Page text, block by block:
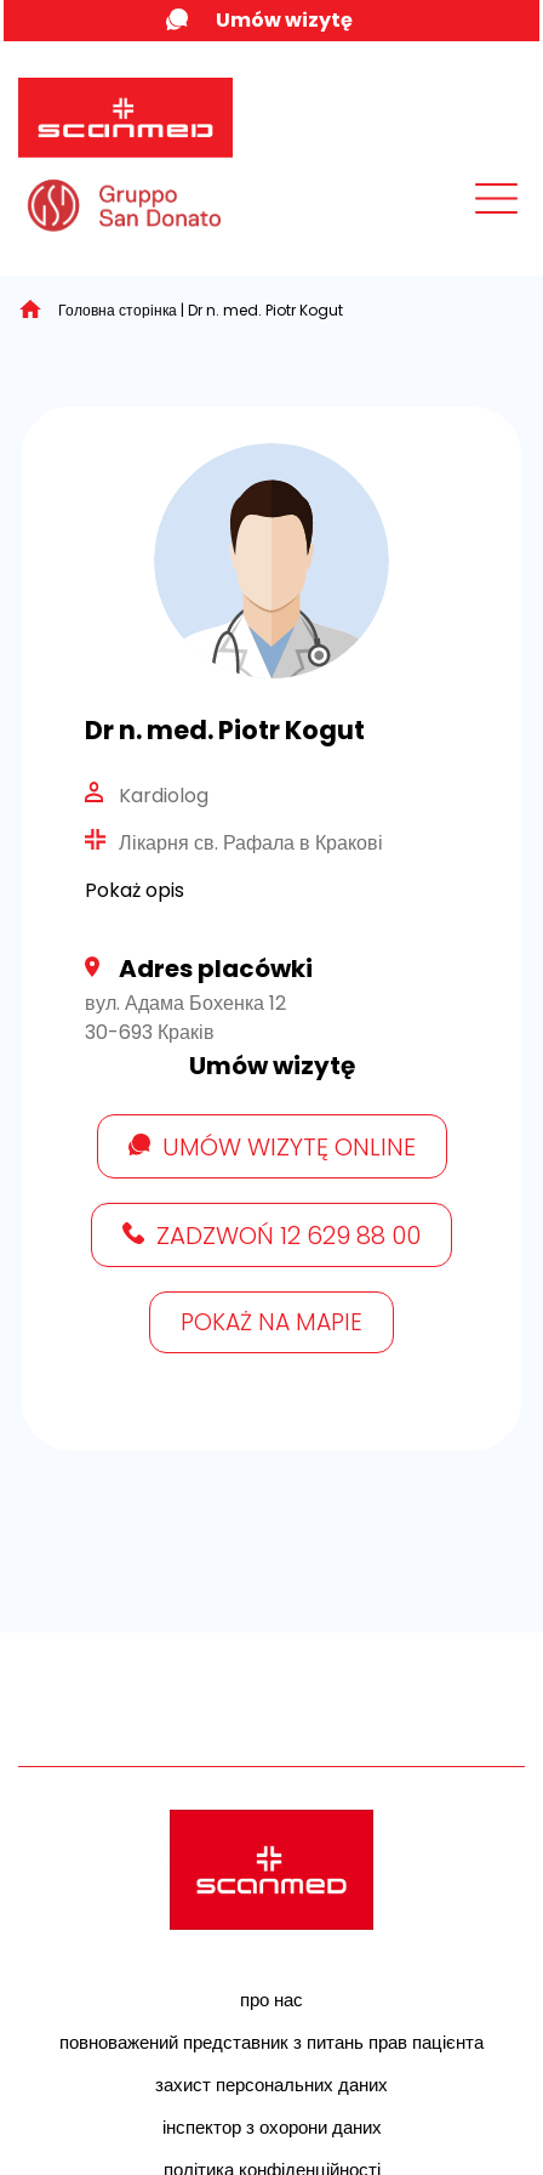
to
content
Umów wizytę
Головна сторінка | Dr n. med. Piotr Kogut
Dr n. med. Piotr Kogut
Kardiolog
Лікарня св. Рафала в Кракові
Pokaż opis
Adres placówki
вул. Адама Бохенка 12
30-693 Краків
Umów wizytę
UMÓW WIZYTĘ ONLINE
ZADZWOŃ 12 629 88 00
POKAŻ NA MAPIE
про нас
повноважений представник з питань прав пацієнта
захист персональних даних
інспектор з охорони даних
політика конфіденційності